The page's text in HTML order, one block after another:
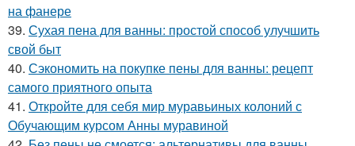
на фанере
39. Сухая пена для ванны: простой способ улучшить
свой быт
40. Сэкономить на покупке пены для ванны: рецепт
самого приятного опыта
41. Откройте для себя мир муравьиных колоний с
Обучающим курсом Анны муравиной